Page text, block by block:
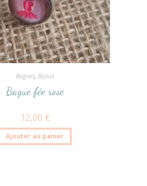
Bagues, Bijoux
Bague fée rose
12,00 €
Ajouter au panier